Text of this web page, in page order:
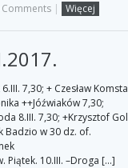
Comments | Więcej
7,30; + Czesław Komsta
++Jóźwiaków 7,30;
8.III. 7,30; +Krzysztof Gol
Badzio w 30 dz. of.
Piątek. 10.III. –Droga […]